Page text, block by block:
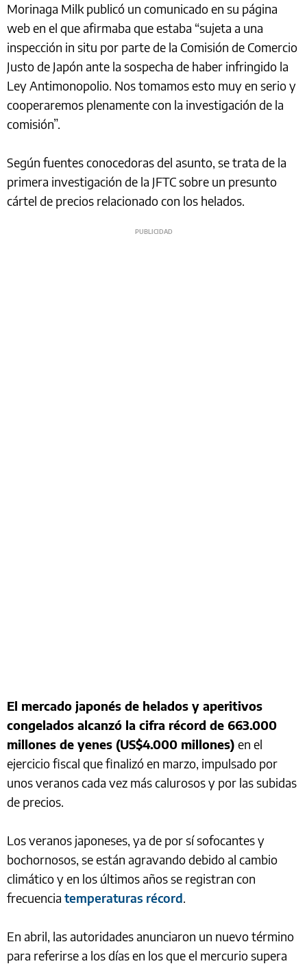
Morinaga Milk publicó un comunicado en su página
web en el que afirmaba que estaba “sujeta a una
inspección in situ por parte de la Comisión de Comercio
Justo de Japón ante la sospecha de haber infringido la
Ley Antimonopolio. Nos tomamos esto muy en serio y
cooperaremos plenamente con la investigación de la
comisión”.
Según fuentes conocedoras del asunto, se trata de la
primera investigación de la JFTC sobre un presunto
cártel de precios relacionado con los helados.
El mercado japonés de helados y aperitivos
congelados alcanzó la cifra récord de 663.000
millones de yenes (US$4.000 millones) en el
ejercicio fiscal que finalizó en marzo, impulsado por
unos veranos cada vez más calurosos y por las subidas
de precios.
Los veranos japoneses, ya de por sí sofocantes y
bochornosos, se están agravando debido al cambio
climático y en los últimos años se registran con
frecuencia temperaturas récord.
En abril, las autoridades anunciaron un nuevo término
para referirse a los días en los que el mercurio supera